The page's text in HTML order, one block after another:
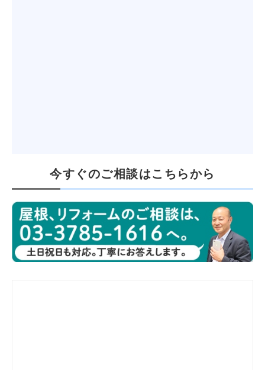
今すぐのご相談はこちらから